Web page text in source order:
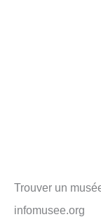
Trouver un
infomusee.org